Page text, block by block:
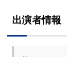
出演者情報